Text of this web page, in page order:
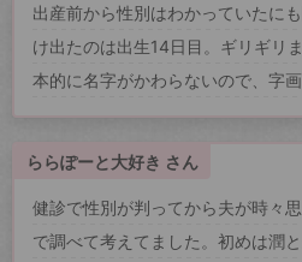
出産前から性別はわかっていたに
け出たのは出生14日目。ギリギリ
本的に名字がかわらないので、字
ららぽーと大好き さん
健診で性別が判ってから夫が時々
で調べて考えてました。初めは潤